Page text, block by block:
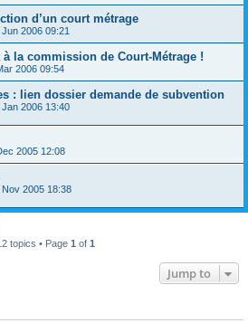
d’un court métrage
Jun 2006 09:21
à la commission de Court-Métrage !
2006 09:54
: lien dossier demande de subvention
Jan 2006 13:40
2005 12:08
Nov 2005 18:38
topics • Page 1 of 1
Jump to